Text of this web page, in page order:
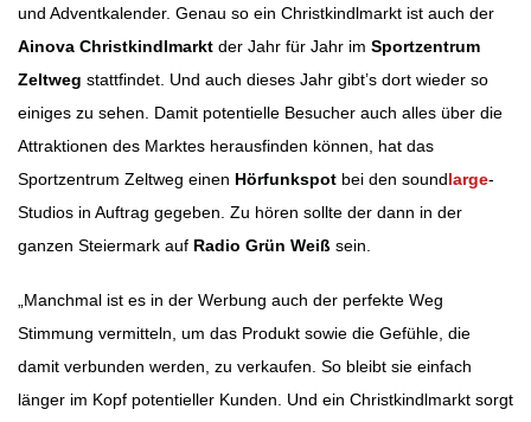
und Adventkalender. Genau so ein Christkindlmarkt ist auch der
Ainova Christkindlmarkt der Jahr für Jahr im Sportzentrum
Zeltweg stattfindet. Und auch dieses Jahr gibt’s dort wieder so
einiges zu sehen. Damit potentielle Besucher auch alles über die
Attraktionen des Marktes herausfinden können, hat das
Sportzentrum Zeltweg einen Hörfunkspot bei den soundlarge-
Studios in Auftrag gegeben. Zu hören sollte der dann in der
ganzen Steiermark auf Radio Grün Weiß sein.
„Manchmal ist es in der Werbung auch der perfekte Weg
Stimmung vermitteln, um das Produkt sowie die Gefühle, die
damit verbunden werden, zu verkaufen. So bleibt sie einfach
länger im Kopf potentieller Kunden. Und ein Christkindlmarkt sorgt